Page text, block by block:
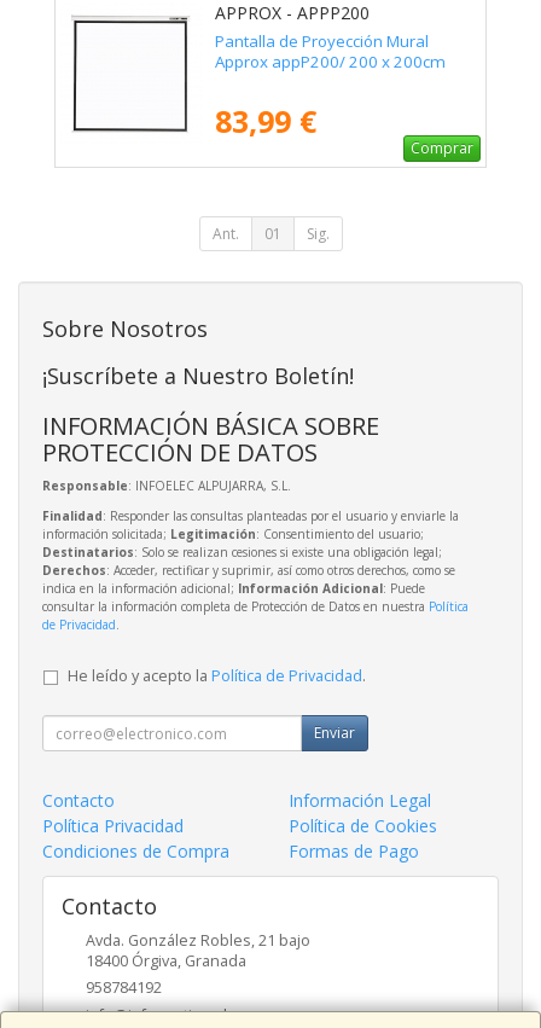
APPROX - APPP200
Pantalla de Proyección Mural
Approx appP200/ 200 x 200cm
83,99 €
Comprar
Ant. 01 Sig.
Sobre Nosotros
¡Suscríbete a Nuestro Boletín!
INFORMACIÓN BÁSICA SOBRE
PROTECCIÓN DE DATOS
Responsable: INFOELEC ALPUJARRA, S.L.
Finalidad: Responder las consultas planteadas por el usuario y enviarle la
información solicitada; Legitimación: Consentimiento del usuario;
Destinatarios: Solo se realizan cesiones si existe una obligación legal;
Derechos: Acceder, rectificar y suprimir, así como otros derechos, como se
indica en la información adicional; Información Adicional: Puede
consultar la información completa de Protección de Datos en nuestra Política
de Privacidad.
He leído y acepto la Política de Privacidad.
Enviar
Contacto
Información Legal
Política Privacidad
Política de Cookies
Condiciones de Compra
Formas de Pago
Contacto
Avda. González Robles, 21 bajo
18400 Órgiva, Granada
958784192
info@informaticaruben.com